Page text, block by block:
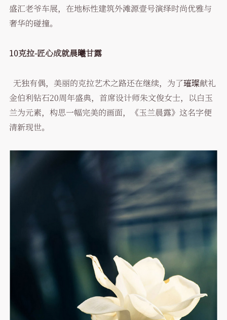
盛汇老爷车展，在地标性建筑外滩源壹号演绎时尚优雅与
奢华的碰撞。
10克拉-匠心成就晨曦甘露
无独有偶，美丽的克拉艺术之路还在继续，为了璀璨献礼
金伯利钻石20周年盛典，首席设计师朱文俊女士，以白玉
兰为元素，构思一幅完美的画面，《玉兰晨露》这名字便
清新现世。